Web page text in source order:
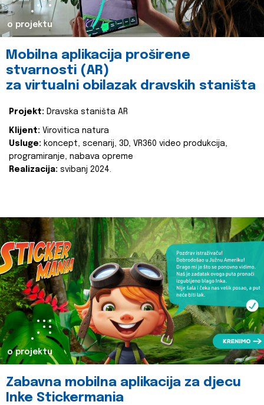
o projektu
Mobilna aplikacija proširene
stvarnosti (AR)
za virtualni obilazak dravskih staništa
Projekt: Dravska staništa AR
Klijent: Virovitica natura
Usluge: koncept, scenarij, 3D, VR360 video produkcija,
programiranje, nabava opreme
Realizacija: svibanj 2024.
o projektu
Zabavna mobilna aplikacija za djecu
Inke Stickermania